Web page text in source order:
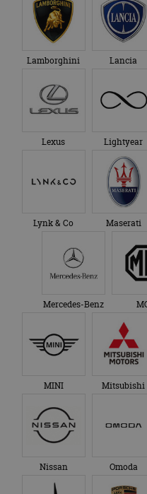
Lynk & Co Maserati
Mercedes-Benz MG
Mitsubishi
Nissan Omoda
Polestar Porsche